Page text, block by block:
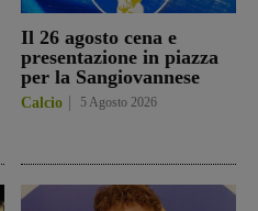
Il 26 agosto cena e
presentazione in piazza
per la Sangiovannese
Calcio 5 Agosto 2026